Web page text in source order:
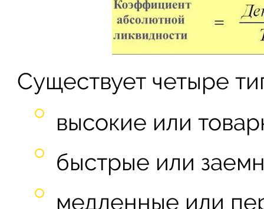
Существует четыре
высокие или
быстрые или
медленные или